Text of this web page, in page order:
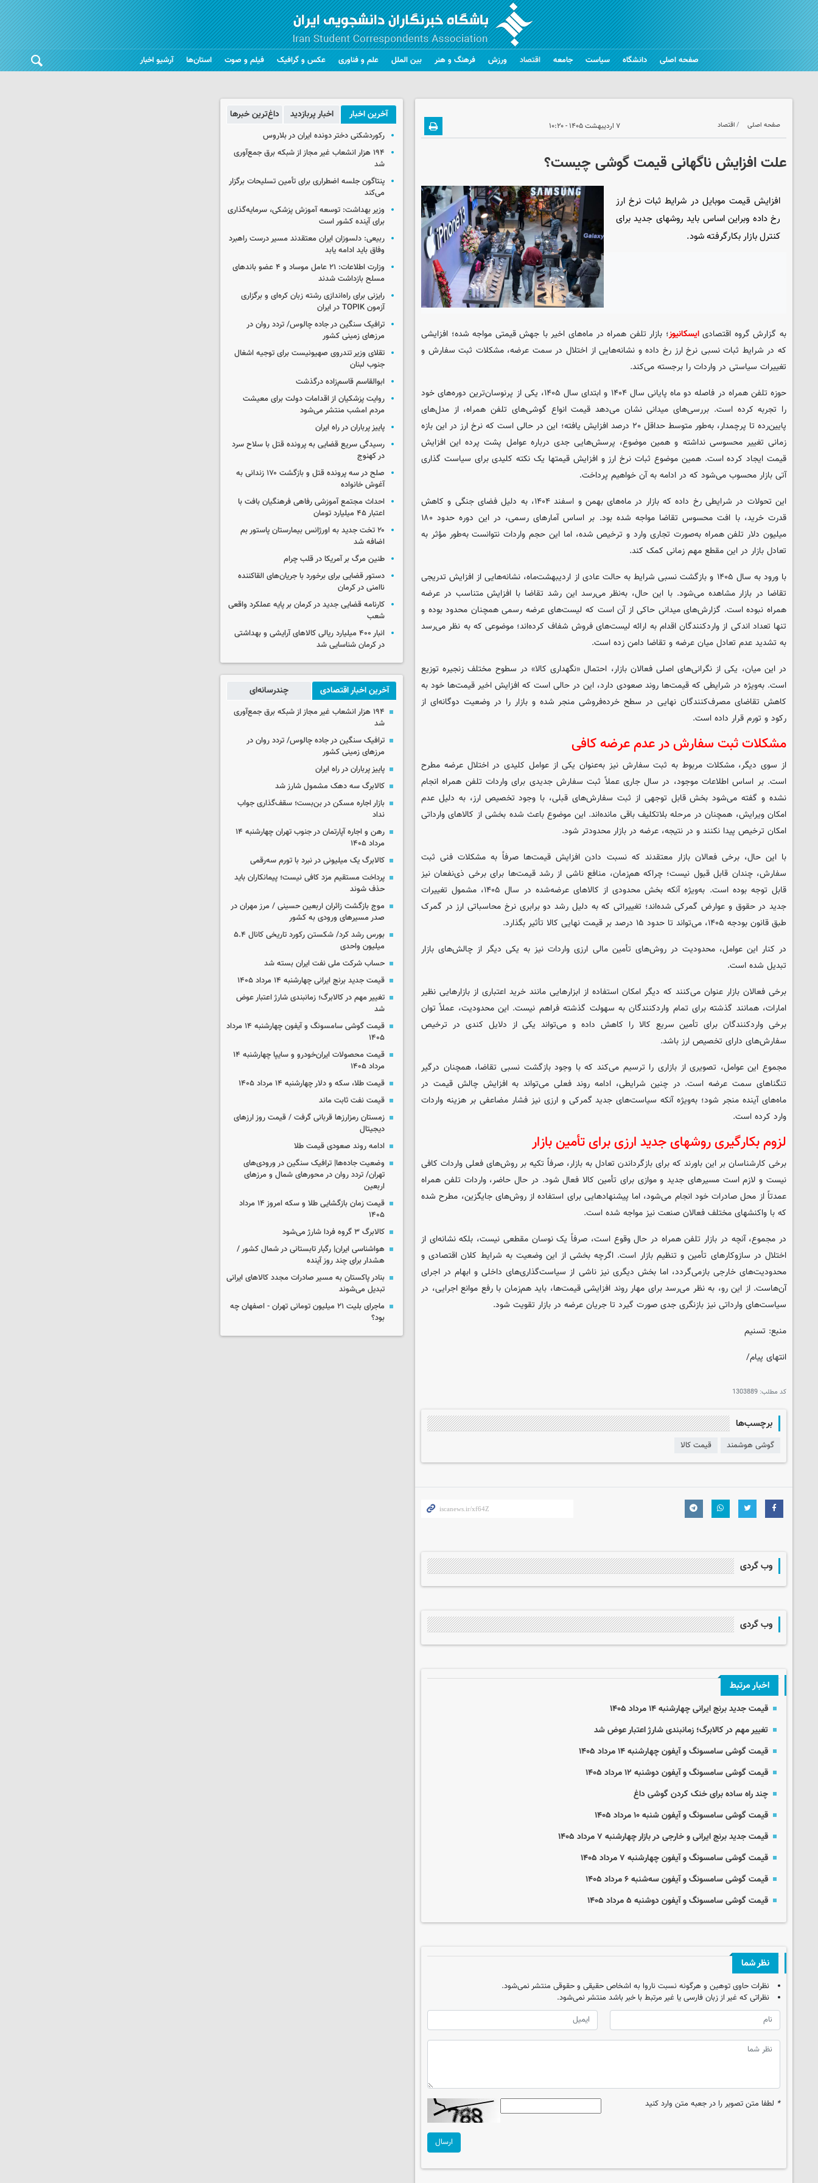
صفحه اصلی دانشگاه سیاست جامعه اقتصاد ورزش فرهنگ و هنر بین الملل علم و فناوری عکس و گرافیک فیلم و صوت استان‌ها آرشیو اخبار
صفحه اصلی اقتصاد ۷ اردیبهشت ۱۴۰۵ - ۱۰:۲۰
علت افزایش ناگهانی قیمت گوشی چیست؟
افزایش قیمت موبایل در شرایط ثبات نرخ ارز
رخ داده وبراین اساس باید روشهای جدید برای
کنترل بازار بکارگرفته شود.
به گزارش گروه اقتصادیایسکانیوز؛ بازار تلفن همراه در ماه‌های اخیر با جهش قیمتی مواجه شده؛ افزایشی
که در شرایط ثبات نسبی نرخ ارز رخ داده و نشانه‌هایی از اختلال در سمت عرضه، مشکلات ثبت سفارش و
تغییرات سیاستی در واردات را برجسته می‌کند.
حوزه تلفن همراه در فاصله دو ماه پایانی سال ۱۴۰۴ و ابتدای سال ۱۴۰۵، یکی از پرنوسان‌ترین دوره‌های خود
را تجربه کرده است. بررسی‌های میدانی نشان می‌دهد قیمت انواع گوشی‌های تلفن همراه، از مدل‌های
پایین‌رده تا پرچمدار، به‌طور متوسط حداقل ۲۰ درصد افزایش یافته؛ این در حالی است که نرخ ارز در این بازه
زمانی تغییر محسوسی نداشته و همین موضوع، پرسش‌هایی جدی درباره عوامل پشت پرده این افزایش
قیمت ایجاد کرده است. همین موضوع ثبات نرخ ارز و افزایش قیمتها یک نکته کلیدی برای سیاست گذاری
آتی بازار محسوب می‌شود که در ادامه به آن خواهیم پرداخت.
این تحولات در شرایطی رخ داده که بازار در ماه‌های بهمن و اسفند ۱۴۰۴، به دلیل فضای جنگی و کاهش
قدرت خرید، با افت محسوس تقاضا مواجه شده بود. بر اساس آمارهای رسمی، در این دوره حدود ۱۸۰
میلیون دلار تلفن همراه به‌صورت تجاری وارد و ترخیص شده، اما این حجم واردات نتوانست به‌طور مؤثر به
تعادل بازار در این مقطع مهم زمانی کمک کند.
با ورود به سال ۱۴۰۵ و بازگشت نسبی شرایط به حالت عادی از اردیبهشت‌ماه، نشانه‌هایی از افزایش تدریجی
تقاضا در بازار مشاهده می‌شود. با این حال، به‌نظر می‌رسد این رشد تقاضا با افزایش متناسب در عرضه
همراه نبوده است. گزارش‌های میدانی حاکی از آن است که لیست‌های عرضه رسمی همچنان محدود بوده و
تنها تعداد اندکی از واردکنندگان اقدام به ارائه لیست‌های فروش شفاف کرده‌اند؛ موضوعی که به نظر می‌رسد
به تشدید عدم تعادل میان عرضه و تقاضا دامن زده است.
در این میان، یکی از نگرانی‌های اصلی فعالان بازار، احتمال «نگهداری کالا» در سطوح مختلف زنجیره توزیع
است. به‌ویژه در شرایطی که قیمت‌ها روند صعودی دارد، این در حالی است که افزایش اخیر قیمت‌ها خود به
کاهش تقاضای مصرف‌کنندگان نهایی در سطح خرده‌فروشی منجر شده و بازار را در وضعیت دوگانه‌ای از
رکود و تورم قرار داده است.
مشکلات ثبت سفارش در عدم عرضه کافی
از سوی دیگر، مشکلات مربوط به ثبت سفارش نیز به‌عنوان یکی از عوامل کلیدی در اختلال عرضه مطرح
است. بر اساس اطلاعات موجود، در سال جاری عملاً ثبت سفارش جدیدی برای واردات تلفن همراه انجام
نشده و گفته می‌شود بخش قابل توجهی از ثبت سفارش‌های قبلی، با وجود تخصیص ارز، به دلیل عدم
امکان ویرایش، همچنان در مرحله بلاتکلیف باقی مانده‌اند. این موضوع باعث شده بخشی از کالاهای وارداتی
امکان ترخیص پیدا نکنند و در نتیجه، عرضه در بازار محدودتر شود.
با این حال، برخی فعالان بازار معتقدند که نسبت دادن افزایش قیمت‌ها صرفاً به مشکلات فنی ثبت
سفارش، چندان قابل قبول نیست؛ چراکه هم‌زمان، منافع ناشی از رشد قیمت‌ها برای برخی ذی‌نفعان نیز
قابل توجه بوده است. به‌ویژه آنکه بخش محدودی از کالاهای عرضه‌شده در سال ۱۴۰۵، مشمول تغییرات
جدید در حقوق و عوارض گمرکی شده‌اند؛ تغییراتی که به دلیل رشد دو برابری نرخ محاسباتی ارز در گمرک
طبق قانون بودجه ۱۴۰۵، می‌تواند تا حدود ۱۵ درصد بر قیمت نهایی کالا تأثیر بگذارد.
در کنار این عوامل، محدودیت در روش‌های تأمین مالی ارزی واردات نیز به یکی دیگر از چالش‌های بازار
تبدیل شده است.
برخی فعالان بازار عنوان می‌کنند که دیگر امکان استفاده از ابزارهایی مانند خرید اعتباری از بازارهایی نظیر
امارات، همانند گذشته برای تمام واردکنندگان به سهولت گذشته فراهم نیست. این محدودیت، عملاً توان
برخی واردکنندگان برای تأمین سریع کالا را کاهش داده و می‌تواند یکی از دلایل کندی در ترخیص
سفارش‌های دارای تخصیص ارز باشد.
مجموع این عوامل، تصویری از بازاری را ترسیم می‌کند که با وجود بازگشت نسبی تقاضا، همچنان درگیر
تنگناهای سمت عرضه است. در چنین شرایطی، ادامه روند فعلی می‌تواند به افزایش چالش قیمت‌ در
ماه‌های آینده منجر شود؛ به‌ویژه آنکه سیاست‌های جدید گمرکی و ارزی نیز فشار مضاعفی بر هزینه واردات
وارد کرده است.
لزوم بکارگیری روشهای جدید ارزی برای تأمین بازار
برخی کارشناسان بر این باورند که برای بازگرداندن تعادل به بازار، صرفاً تکیه بر روش‌های فعلی واردات کافی
نیست و لازم است مسیرهای جدید و موازی برای تأمین کالا فعال شود. در حال حاضر، واردات تلفن همراه
عمدتاً از محل صادرات خود انجام می‌شود، اما پیشنهادهایی برای استفاده از روش‌های جایگزین، مطرح شده
که با واکنشهای مختلف فعالان صنعت نیز مواجه شده است.
در مجموع، آنچه در بازار تلفن همراه در حال وقوع است، صرفاً یک نوسان مقطعی نیست، بلکه نشانه‌ای از
اختلال در سازوکارهای تأمین و تنظیم بازار است. اگرچه بخشی از این وضعیت به شرایط کلان اقتصادی و
محدودیت‌های خارجی بازمی‌گردد، اما بخش دیگری نیز ناشی از سیاست‌گذاری‌های داخلی و ابهام در اجرای
آن‌هاست. از این رو، به نظر می‌رسد برای مهار روند افزایشی قیمت‌ها، باید هم‌زمان با رفع موانع اجرایی، در
سیاست‌های وارداتی نیز بازنگری جدی صورت گیرد تا جریان عرضه در بازار تقویت شود.
منبع: تسنیم
انتهای پیام/
کد مطلب: 1303889
برچسب‌ها
گوشی هوشمند قیمت کالا
وب گردی
وب گردی
اخبار مرتبط
قیمت جدید برنج ایرانی چهارشنبه ۱۴ مرداد ۱۴۰۵
تغییر مهم در کالابرگ؛ زمانبندی‌ شارژ اعتبار عوض شد
قیمت گوشی سامسونگ و آیفون چهارشنبه ۱۴ مرداد ۱۴۰۵
قیمت گوشی سامسونگ و آیفون دوشنبه ۱۲ مرداد ۱۴۰۵
چند راه‌ ساده برای خنک کردن گوشی داغ
قیمت گوشی سامسونگ و آیفون شنبه ۱۰ مرداد ۱۴۰۵
قیمت جدید برنج ایرانی و خارجی در بازار چهارشنبه ۷ مرداد ۱۴۰۵
قیمت گوشی سامسونگ و آیفون چهارشنبه ۷ مرداد ۱۴۰۵
قیمت گوشی سامسونگ و آیفون سه‌شنبه ۶ مرداد ۱۴۰۵
قیمت گوشی سامسونگ و آیفون دوشنبه ۵ مرداد ۱۴۰۵
نظر شما
نظرات حاوی توهین و هرگونه نسبت ناروا به اشخاص حقیقی و حقوقی منتشر نمی‌شود.
نظراتی که غیر از زبان فارسی یا غیر مرتبط با خبر باشد منتشر نمی‌شود.
* لطفا متن تصویر را در جعبه متن وارد کنید
ارسال
آخرین اخبار اخبار پربازدید داغ‌ترین خبرها
رکوردشکنی دختر دونده ایران در بلاروس
۱۹۴ هزار انشعاب غیر مجاز از شبکه برق جمع‌آوری
شد
پنتاگون جلسه اضطراری برای تأمین تسلیحات برگزار
می‌کند
وزیر بهداشت: توسعه آموزش پزشکی، سرمایه‌گذاری
برای آینده کشور است
ربیعی: دلسوزان ایران معتقدند مسیر درست راهبرد
وفاق باید ادامه یابد
وزارت اطلاعات: ۲۱ عامل موساد و ۴ عضو باندهای
مسلح بازداشت شدند
رایزنی برای راه‌اندازی رشته زبان کره‌ای و برگزاری
آزمون TOPIK در ایران
ترافیک سنگین در جاده چالوس/ تردد روان در
مرزهای زمینی کشور
تقلای وزیر تندروی صهیونیست برای توجیه اشغال
جنوب لبنان
ابوالقاسم قاسم‌زاده درگذشت
روایت پزشکیان از اقدامات دولت برای معیشت
مردم امشب منتشر می‌شود
پاییز پرباران در راه ایران
رسیدگی سریع قضایی به پرونده قتل با سلاح سرد
در کهنوج
صلح در سه پرونده قتل و بازگشت ۱۷۰ زندانی به
آغوش خانواده
احداث مجتمع آموزشی رفاهی فرهنگیان بافت با
اعتبار ۴۵ میلیارد تومان
۲۰ تخت جدید به اورژانس بیمارستان پاستور بم
اضافه شد
طنین مرگ بر آمریکا در قلب چرام
دستور قضایی برای برخورد با جریان‌های القاکننده
ناامنی در کرمان
کارنامه قضایی جدید در کرمان بر پایه عملکرد واقعی
شعب
انبار ۴۰۰ میلیارد ریالی کالاهای آرایشی و بهداشتی
در کرمان شناسایی شد
آخرین اخبار اقتصادی چندرسانه‌ای
۱۹۴ هزار انشعاب غیر مجاز از شبکه برق جمع‌آوری
شد
ترافیک سنگین در جاده چالوس/ تردد روان در
مرزهای زمینی کشور
پاییز پرباران در راه ایران
کالابرگ سه دهک مشمول شارز شد
بازار اجاره مسکن در بن‌بست؛ سقف‌گذاری جواب
نداد
رهن و اجاره آپارتمان در جنوب تهران چهارشنبه ۱۴
مرداد ۱۴۰۵
کالابرگ یک میلیونی در نبرد با تورم سه‌رقمی
پرداخت مستقیم مزد کافی نیست؛ پیمانکاران باید
حذف شوند
موج بازگشت زائران اربعین حسینی / مرز مهران در
صدر مسیرهای ورودی به کشور
بورس رشد کرد/ شکستن رکورد تاریخی کانال ۵.۴
میلیون واحدی
حساب‌ شرکت ملی نفت ایران بسته شد
قیمت جدید برنج ایرانی چهارشنبه ۱۴ مرداد ۱۴۰۵
تغییر مهم در کالابرگ؛ زمانبندی‌ شارژ اعتبار عوض
شد
قیمت گوشی سامسونگ و آیفون چهارشنبه ۱۴ مرداد
۱۴۰۵
قیمت محصولات ایران‌خودرو و سایپا چهارشنبه ۱۴
مرداد ۱۴۰۵
قیمت طلا، سکه و دلار چهارشنبه ۱۴ مرداد ۱۴۰۵
قیمت نفت ثابت ماند
زمستان رمزارزها قربانی گرفت / قیمت روز ارزهای
دیجیتال
ادامه روند صعودی قیمت طلا
وضعیت جاده‌ها| ترافیک سنگین در ورودی‌های
تهران/ تردد روان در محورهای شمال و مرزهای
اربعین
قیمت زمان بازگشایی طلا و سکه امروز ۱۴ مرداد
۱۴۰۵
کالابرگ ۳ گروه فردا شارژ می‌شود
هواشناسی ایران| رگبار تابستانی در شمال کشور /
هشدار برای چند روز آینده
بنادر پاکستان به مسیر صادرات مجدد کالاهای ایرانی
تبدیل می‌شوند
ماجرای بلیت ۲۱ میلیون تومانی تهران - اصفهان چه
بود؟